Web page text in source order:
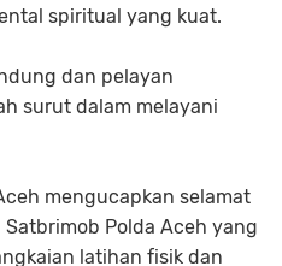
spiritual yang kuat.
dan pelayan
surut dalam melayani
mengucapkan selamat
Polda Aceh yang
latihan fisik dan